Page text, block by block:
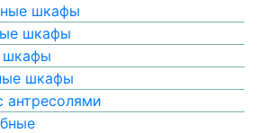
шкафы
шкафы
шкафы
шкафы